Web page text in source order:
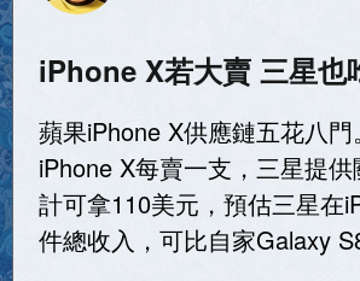
iPhone X若大賣 三星也
蘋果iPhone X供應鏈五花八門
iPhone X每賣一支，三星提
計可拿110美元，預估三星在
件總收入，可比自家Galaxy